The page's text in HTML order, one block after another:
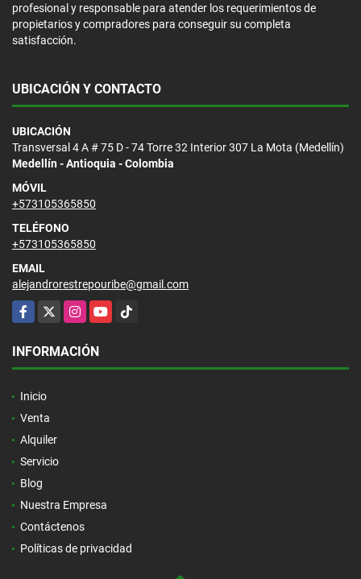
profesional y responsable para atender los requerimientos de
propietarios y compradores para conseguir su completa
satisfacción.
UBICACIÓN Y CONTACTO
UBICACIÓN
Transversal 4 A # 75 D - 74 Torre 32 Interior 307 La Mota (Medellín)
Medellín - Antioquia - Colombia
MÓVIL
+573105365850
TELÉFONO
+573105365850
EMAIL
alejandrorestrepouribe@gmail.com
Facebook
X InstagramYouTubeTikTok
INFORMACIÓN
Inicio
Venta
Alquiler
Servicio
Blog
Nuestra Empresa
Contáctenos
Políticas de privacidad